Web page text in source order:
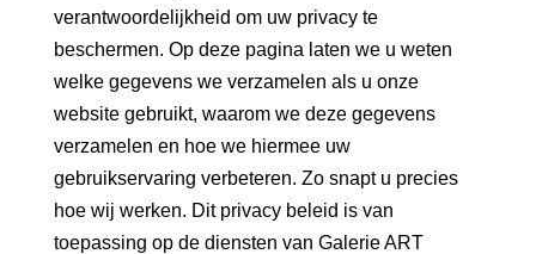
verantwoordelijkheid om uw privacy te
beschermen. Op deze pagina laten we u weten
welke gegevens we verzamelen als u onze
website gebruikt, waarom we deze gegevens
verzamelen en hoe we hiermee uw
gebruikservaring verbeteren. Zo snapt u precies
hoe wij werken. Dit privacy beleid is van
toepassing op de diensten van Galerie ART